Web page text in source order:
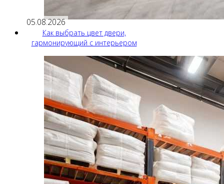
05.08.2026
Как выбрать цвет двери,
гармонирующий с интерьером